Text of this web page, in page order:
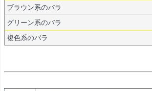
ブラウン系のバラ
グリーン系のバラ
複色系のバラ